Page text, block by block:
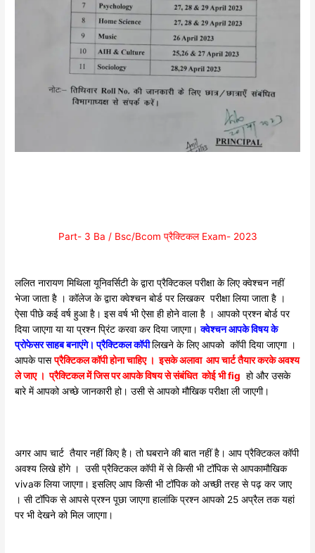
Part- 3 Ba / Bsc/Bcom प्रैक्टिकल Exam- 2023
ललित नारायण मिथिला यूनिवर्सिटी के द्वारा प्रैक्टिकल परीक्षा के लिए क्वेश्चन नहीं
भेजा जाता है । कॉलेज के द्वारा क्वेश्चन बोर्ड पर लिखकर परीक्षा लिया जाता है ।
ऐसा पीछे कई वर्ष हुआ है। इस वर्ष भी ऐसा ही होने वाला है । आपको प्रश्न बोर्ड पर
दिया जाएगा या या प्रश्न प्रिंट करवा कर दिया जाएगा।क्वेश्चन आपके विषय के
प्रोफेसर साहब बनाएंगे। प्रैक्टिकल कॉपीलिखने के लिए आपको कॉपी दिया जाएगा ।
आपके पासप्रैक्टिकल कॉपी होना चाहिए । इसके अलावा आप चार्ट तैयार करके अवश्य
ले जाए । प्रैक्टिकल में जिस पर आपके विषय से संबंधित कोई भी fig हो और उसके
बारे में आपको अच्छे जानकारी हो। उसी से आपको मौखिक परीक्षा ली जाएगी।
अगर आप चार्ट तैयार नहीं किए है। तो घबराने की बात नहीं है। आप प्रैक्टिकल कॉपी
अवश्य लिखे होंगे । उसी प्रैक्टिकल कॉपी में से किसी भी टॉपिक से आपकामौखिक
vivaक लिया जाएगा। इसलिए आप किसी भी टॉपिक को अच्छी तरह से पढ़ कर जाए
। सी टॉपिक से आपसे प्रश्न पूछा जाएगा हालांकि प्रश्न आपको 25 अप्रैल तक यहां
पर भी देखने को मिल जाएगा।